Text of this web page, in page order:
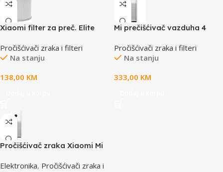
Xiaomi filter za preč. Elite
Pročišćivači zraka i filteri
Na stanju
138,00 KM
Mi prečišćivač vazduha 4
Pročišćivači zraka i filteri
Na stanju
333,00 KM
Pročišćivač zraka Xiaomi Mi
Elektronika, Pročišćivači zraka i